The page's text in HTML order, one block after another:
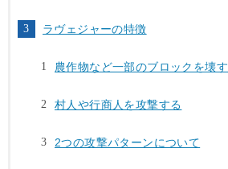
ラヴェジャーの特徴
農作物など一部のブロックを壊す
村人や行商人を攻撃する
2つの攻撃パターンについて